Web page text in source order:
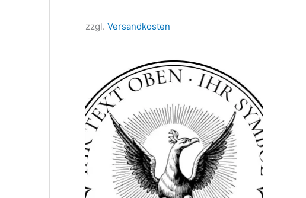
zzgl. Versandkosten